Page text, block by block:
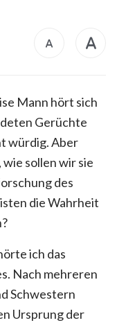
Mann hört sich
Gerüchte
würdig. Aber
sollen wir sie
des
die Wahrheit
ich das
Nach mehreren
Schwestern
Ursprung der